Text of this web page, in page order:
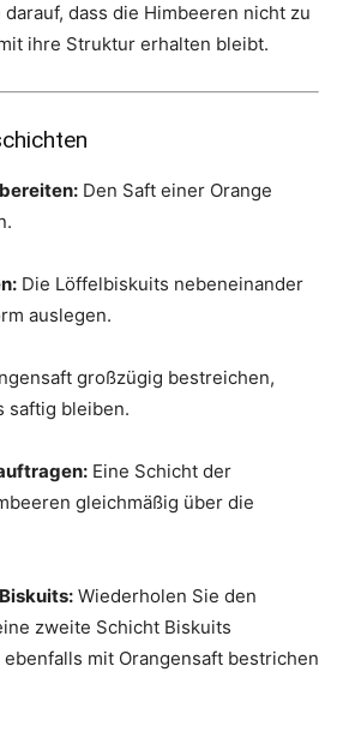
darauf, dass die Himbeeren nicht zu
ihre Struktur erhalten bleibt.
Den Saft einer Orange
Die Löffelbiskuits nebeneinander
auslegen.
großzügig bestreichen,
saftig bleiben.
Eine Schicht der
gleichmäßig über die
Wiederholen Sie den
zweite Schicht Biskuits
mit Orangensaft bestrichen